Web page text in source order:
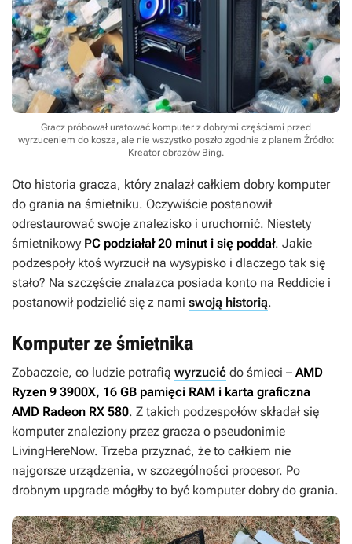
Gracz próbował uratować komputer z dobrymi częściami przed
wyrzuceniem do kosza, ale nie wszystko poszło zgodnie z planem Źródło:
Kreator obrazów Bing.
Oto historia gracza, który znalazł całkiem dobry komputer
do grania na śmietniku. Oczywiście postanowił
odrestaurować swoje znalezisko i uruchomić. Niestety
śmietnikowy PC podziałał 20 minut i się poddał. Jakie
podzespoły ktoś wyrzucił na wysypisko i dlaczego tak się
stało? Na szczęście znalazca posiada konto na Reddicie i
postanowił podzielić się z nami swoją historią.
Komputer ze śmietnika
Zobaczcie, co ludzie potrafią wyrzucić do śmieci – AMD
Ryzen 9 3900X, 16 GB pamięci RAM i karta graficzna
AMD Radeon RX 580. Z takich podzespołów składał się
komputer znaleziony przez gracza o pseudonimie
LivingHereNow. Trzeba przyznać, że to całkiem nie
najgorsze urządzenia, w szczególności procesor. Po
drobnym upgrade mógłby to być komputer dobry do grania.